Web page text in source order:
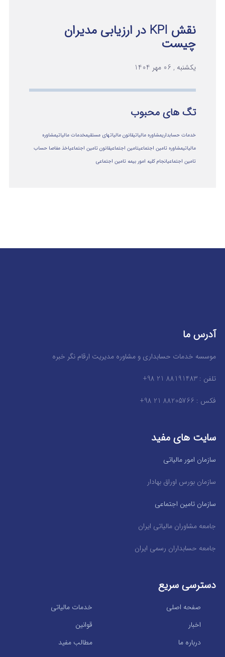
نقش KPI در ارزیابی مدیران
چیست
یکشنبه , 06 مهر 1404
تگ های محبوب
خدمات حسابداریمشاوره مالیاتیقانون مالیاتهای مستقیمخدمات مالیاتیمشاوره
مالياتيمشاوره تامین اجتماعیتامین اجتماعیقانون تامین اجتماعیاخذ مفاصا حساب
تامین اجتماعیانجام کلیه امور بیمه تامین اجتماعی
آدرس ما
موسسه خدمات حسابداری و مشاوره مدیریت ارقام نگر خبره
تلفن : 88191483 21 98+
فکس : 88205766 21 98+
سایت های مفید
سازمان امور مالیاتی
سازمان بورس اوراق بهادار
سازمان تامین اجتماعی
جامعه مشاوران مالیاتی ایران
جامعه حسابداران رسمی ایران
دسترسی سریع
خدمات مالیاتی
صفحه اصلی
قوانین
اخبار
مطالب مفید
درباره ما